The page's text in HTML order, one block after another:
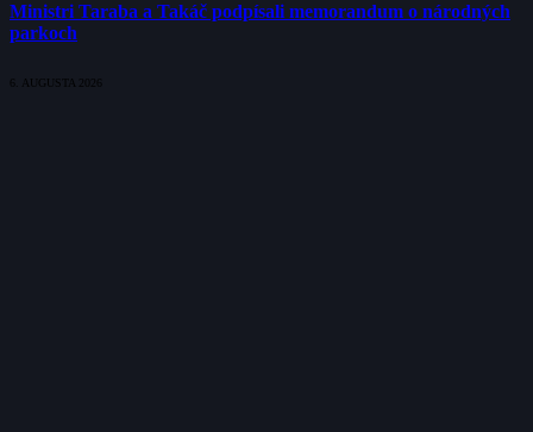
Ministri Taraba a Takáč podpísali memorandum o národných
parkoch
6. AUGUSTA 2026